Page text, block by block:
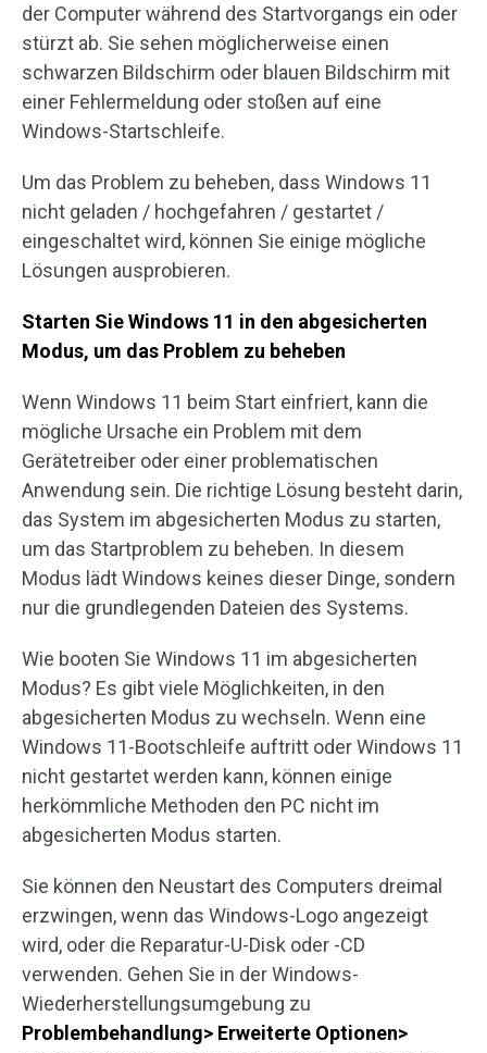
der Computer während des Startvorgangs ein oder
stürzt ab. Sie sehen möglicherweise einen
schwarzen Bildschirm oder blauen Bildschirm mit
einer Fehlermeldung oder stoßen auf eine
Windows-Startschleife.
Um das Problem zu beheben, dass Windows 11
nicht geladen / hochgefahren / gestartet /
eingeschaltet wird, können Sie einige mögliche
Lösungen ausprobieren.
Starten Sie Windows 11 in den abgesicherten
Modus, um das Problem zu beheben
Wenn Windows 11 beim Start einfriert, kann die
mögliche Ursache ein Problem mit dem
Gerätetreiber oder einer problematischen
Anwendung sein. Die richtige Lösung besteht darin,
das System im abgesicherten Modus zu starten,
um das Startproblem zu beheben. In diesem
Modus lädt Windows keines dieser Dinge, sondern
nur die grundlegenden Dateien des Systems.
Wie booten Sie Windows 11 im abgesicherten
Modus? Es gibt viele Möglichkeiten, in den
abgesicherten Modus zu wechseln. Wenn eine
Windows 11-Bootschleife auftritt oder Windows 11
nicht gestartet werden kann, können einige
herkömmliche Methoden den PC nicht im
abgesicherten Modus starten.
Sie können den Neustart des Computers dreimal
erzwingen, wenn das Windows-Logo angezeigt
wird, oder die Reparatur-U-Disk oder -CD
verwenden. Gehen Sie in der Windows-
Wiederherstellungsumgebung zu
Problembehandlung> Erweiterte Optionen>